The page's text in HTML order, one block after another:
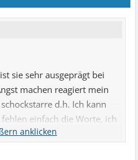
sie sehr ausgeprägt bei
machen reagiert mein
d.h. Ich kann
einfach die Worte, ich
dabei einen entsprechenden